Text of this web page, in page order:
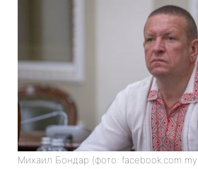
Михаил Бондар (фото: facebook.com